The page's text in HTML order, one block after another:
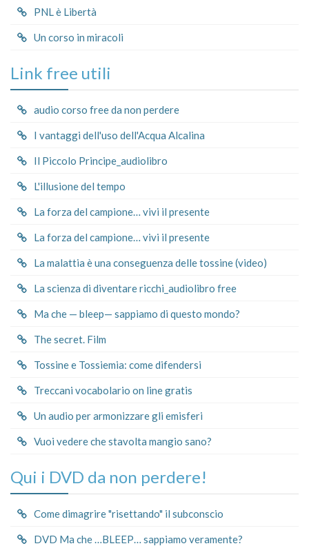
PNL è Libertà
Un corso in miracoli
Link free utili
audio corso free da non perdere
I vantaggi dell'uso dell'Acqua Alcalina
Il Piccolo Principe_audiolibro
L'illusione del tempo
La forza del campione… vivi il presente
La forza del campione… vivi il presente
La malattia è una conseguenza delle tossine (video)
La scienza di diventare ricchi_audiolibro free
Ma che — bleep— sappiamo di questo mondo?
The secret. Film
Tossine e Tossiemia: come difendersi
Treccani vocabolario on line gratis
Un audio per armonizzare gli emisferi
Vuoi vedere che stavolta mangio sano?
Qui i DVD da non perdere!
Come dimagrire "risettando" il subconscio
DVD Ma che …BLEEP… sappiamo veramente?